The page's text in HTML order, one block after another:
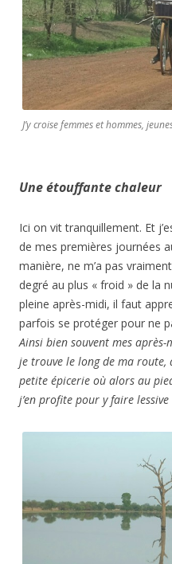
J’y croise femmes et hommes,
Une étouffante chaleur
Ici on vit tranquillement. Et
de mes premières journées
manière, ne m’a pas
degré au plus « froid » de la
pleine après-midi, il faut
parfois se protéger pour ne
Ainsi bien souvent mes après-
je trouve le long de ma route,
petite épicerie où alors au
j’en profite pour y faire